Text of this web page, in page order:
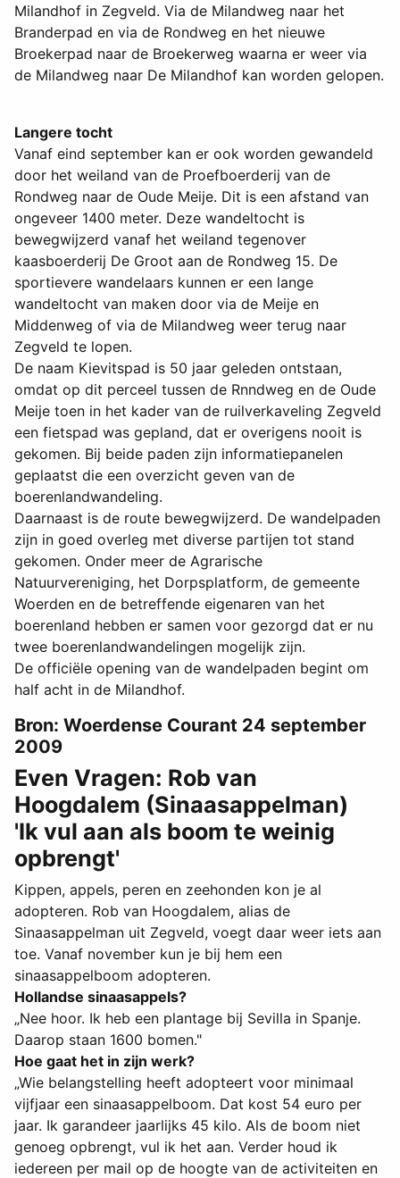
Milandhof in Zegveld. Via de Milandweg naar het
Branderpad en via de Rondweg en het nieuwe
Broekerpad naar de Broekerweg waarna er weer via
de Milandweg naar De Milandhof kan worden gelopen.
Langere tocht
Vanaf eind september kan er ook worden gewandeld
door het weiland van de Proefboerderij van de
Rondweg naar de Oude Meije. Dit is een afstand van
ongeveer 1400 meter. Deze wandeltocht is
bewegwijzerd vanaf het weiland tegenover
kaasboerderij De Groot aan de Rondweg 15. De
sportievere wandelaars kunnen er een lange
wandeltocht van maken door via de Meije en
Middenweg of via de Milandweg weer terug naar
Zegveld te lopen.
De naam Kievitspad is 50 jaar geleden ontstaan,
omdat op dit perceel tussen de Rnndweg en de Oude
Meije toen in het kader van de ruilverkaveling Zegveld
een fietspad was gepland, dat er overigens nooit is
gekomen. Bij beide paden zijn informatiepanelen
geplaatst die een overzicht geven van de
boerenlandwandeling.
Daarnaast is de route bewegwijzerd. De wandelpaden
zijn in goed overleg met diverse partijen tot stand
gekomen. Onder meer de Agrarische
Natuurvereniging, het Dorpsplatform, de gemeente
Woerden en de betreffende eigenaren van het
boerenland hebben er samen voor gezorgd dat er nu
twee boerenlandwandelingen mogelijk zijn.
De officiële opening van de wandelpaden begint om
half acht in de Milandhof.
Bron: Woerdense Courant 24 september
2009
Even Vragen: Rob van
Hoogdalem (Sinaasappelman)
'Ik vul aan als boom te weinig
opbrengt'
Kippen, appels, peren en zeehonden kon je al
adopteren. Rob van Hoogdalem, alias de
Sinaasappelman uit Zegveld, voegt daar weer iets aan
toe. Vanaf november kun je bij hem een
sinaasappelboom adopteren.
Hollandse sinaasappels?
„Nee hoor. Ik heb een plantage bij Sevilla in Spanje.
Daarop staan 1600 bomen."
Hoe gaat het in zijn werk?
„Wie belangstelling heeft adopteert voor minimaal
vijfjaar een sinaasappelboom. Dat kost 54 euro per
jaar. Ik garandeer jaarlijks 45 kilo. Als de boom niet
genoeg opbrengt, vul ik het aan. Verder houd ik
iedereen per mail op de hoogte van de activiteiten en